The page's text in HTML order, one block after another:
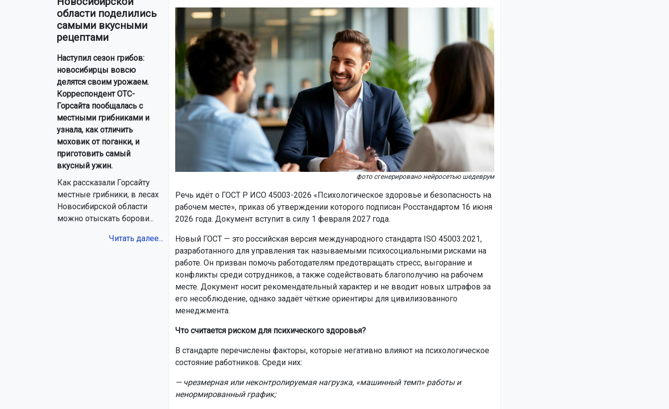
области поделились
самыми вкусными
рецептами
Наступил сезон грибов:
новосибирцы вовсю
делятся своим урожаем.
Корреспондент ОТС-
Горсайта пообщалась с
местными грибниками и
узнала, как отличить
моховик от поганки, и
приготовить самый
вкусный ужин.
Как рассказали Горсайту
местные грибники, в лесах
Новосибирской области
можно отыскать борови...
Читать далее...
фото сгенерировано нейросетью шедеврум
Речь идёт о ГОСТ Р ИСО 45003-2026 «Психологическое здоровье и безопасность на
рабочем месте», приказ об утверждении которого подписан Росстандартом 16 июня
2026 года. Документ вступит в силу 1 февраля 2027 года.
Новый ГОСТ — это российская версия международного стандарта ISO 45003:2021,
разработанного для управления так называемыми психосоциальными рисками на
работе. Он призван помочь работодателям предотвращать стресс, выгорание и
конфликты среди сотрудников, а также содействовать благополучию на рабочем
месте. Документ носит рекомендательный характер и не вводит новых штрафов за
его несоблюдение, однако задаёт чёткие ориентиры для цивилизованного
менеджмента.
Что считается риском для психического здоровья?
В стандарте перечислены факторы, которые негативно влияют на психологическое
состояние работников. Среди них:
— чрезмерная или неконтролируемая нагрузка, «машинный темп» работы и
ненормированный график;